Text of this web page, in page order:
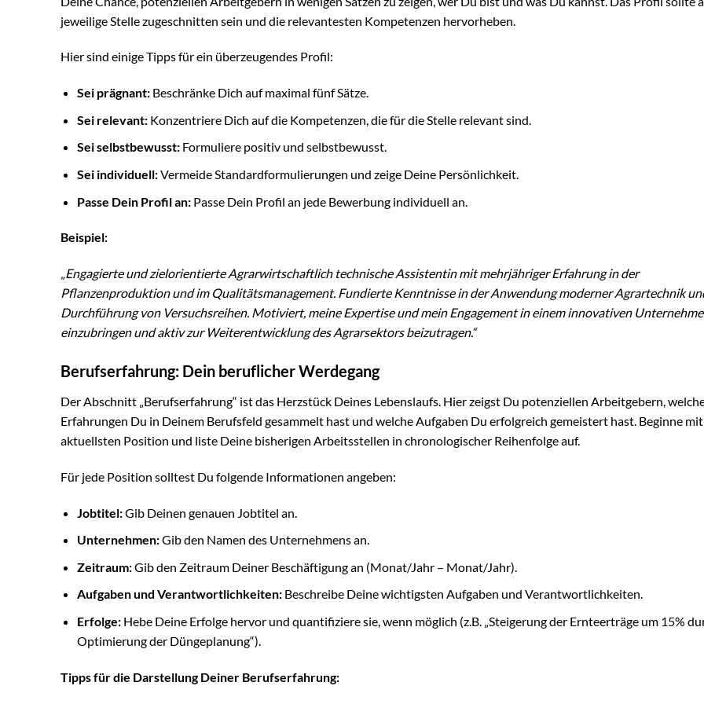
jeweilige Stelle zugeschnitten sein und die relevantesten Kompetenzen hervorheben.
Hier sind einige Tipps für ein überzeugendes Profil:
Sei prägnant:Beschränke Dich auf maximal fünf Sätze.
Sei relevant:Konzentriere Dich auf die Kompetenzen, die für die Stelle relevant sind.
Sei selbstbewusst:Formuliere positiv und selbstbewusst.
Sei individuell:Vermeide Standardformulierungen und zeige Deine Persönlichkeit.
Passe Dein Profil an:Passe Dein Profil an jede Bewerbung individuell an.
Beispiel:
„Engagierte und zielorientierte Agrarwirtschaftlich technische Assistentin mit mehrjähriger Erfahrung in der
Pflanzenproduktion und im Qualitätsmanagement. Fundierte Kenntnisse in der Anwendung moderner Agrartechnik
Durchführung von Versuchsreihen. Motiviert, meine Expertise und mein Engagement in einem innovativen
einzubringen und aktiv zur Weiterentwicklung des Agrarsektors beizutragen.“
Berufserfahrung: Dein beruflicher Werdegang
Der Abschnitt „Berufserfahrung“ ist das Herzstück Deines Lebenslaufs. Hier zeigst Du potenziellen Arbeitgebern,
Erfahrungen Du in Deinem Berufsfeld gesammelt hast und welche Aufgaben Du erfolgreich gemeistert hast. Beginne
aktuellsten Position und liste Deine bisherigen Arbeitsstellen in chronologischer Reihenfolge auf.
Für jede Position solltest Du folgende Informationen angeben:
Jobtitel:Gib Deinen genauen Jobtitel an.
Unternehmen:Gib den Namen des Unternehmens an.
Zeitraum:Gib den Zeitraum Deiner Beschäftigung an (Monat/Jahr – Monat/Jahr).
Aufgaben und Verantwortlichkeiten:Beschreibe Deine wichtigsten Aufgaben und Verantwortlichkeiten.
Erfolge:Hebe Deine Erfolge hervor und quantifiziere sie, wenn möglich (z.B. „Steigerung der Ernteerträge um 15%
Optimierung der Düngeplanung“).
Tipps für die Darstellung Deiner Berufserfahrung: